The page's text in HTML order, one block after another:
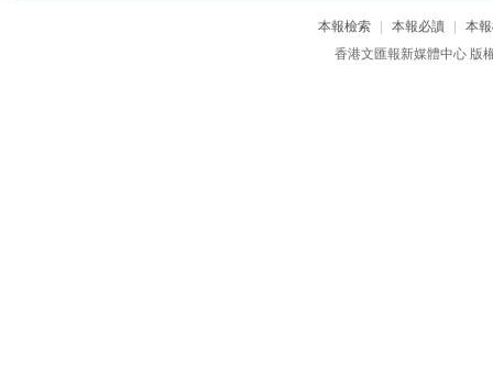
本報檢索 本報必讀
本
香港文匯報新媒體中心 版